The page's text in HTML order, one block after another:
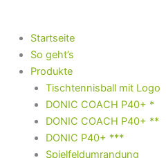
Startseite
So geht’s
Produkte
Tischtennisball mit Logo
DONIC COACH P40+ *
DONIC COACH P40+ **
DONIC P40+ ***
Spielfeldumrandung